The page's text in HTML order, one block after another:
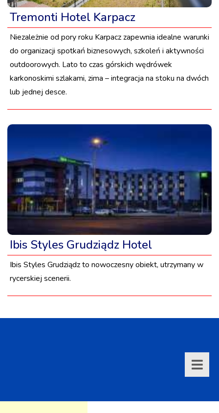
Tremonti Hotel Karpacz
Niezależnie od pory roku Karpacz zapewnia idealne warunki
do organizacji spotkań biznesowych, szkoleń i aktywności
outdoorowych. Lato to czas górskich wędrówek
karkonoskimi szlakami, zima – integracja na stoku na dwóch
lub jednej desce.
Ibis Styles Grudziądz Hotel
Ibis Styles Grudziądz to nowoczesny obiekt, utrzymany w
rycerskiej scenerii.